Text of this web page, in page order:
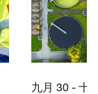
九月 30 - 十